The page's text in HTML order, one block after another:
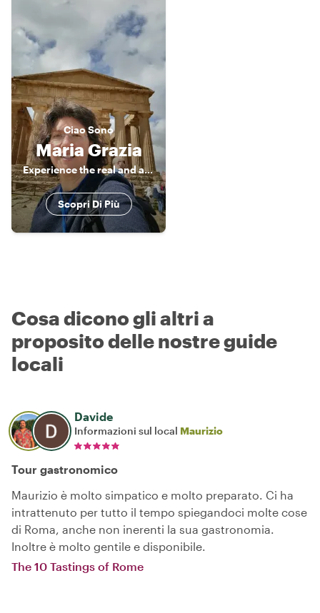
CiaoSono
Maria Grazia
Experience the real and authentic Sicily
Scopri Di Più
Cosa dicono gli altri a
proposito delle nostre guide
locali
Davide
Informazioni sul local Maurizio
Tour gastronomico
Maurizio è molto simpatico e molto preparato. Ci ha
intrattenuto per tutto il tempo spiegandoci molte cose
di Roma, anche non inerenti la sua gastronomia.
Inoltre è molto gentile e disponibile.
The 10 Tastings of Rome